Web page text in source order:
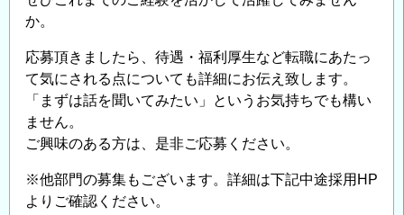
か。
応募頂きましたら、待遇・福利厚生など転職にあたっ
て気にされる点についても詳細にお伝え致します。
「まずは話を聞いてみたい」というお気持ちでも構い
ません。
ご興味のある方は、是非ご応募ください。
※他部門の募集もございます。詳細は下記中途採用HP
よりご確認ください。